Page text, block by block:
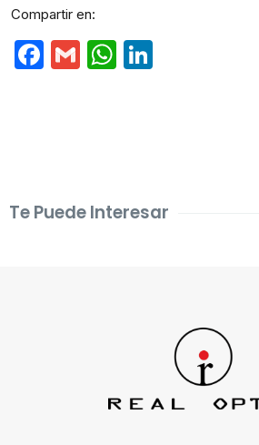
Compartir en:
Facebook
GmailWhatsApp
Te Puede Interesar